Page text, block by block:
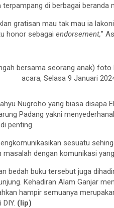
terpampang di berbagai beranda
gratisan mau tak mau ia
honor sebagai endorsement,”
bersama seorang anak)
acara, Selasa 9 Januari
Nugroho yang biasa disapa
Padang yakni
penting.
sesuatu
masalah dengan komunikasi
bedah buku tersebut juga
Kehadiran Alam Ganjar
hampir semuanya
(lip)